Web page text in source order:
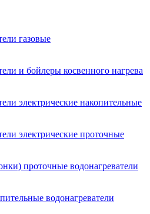
газовые
и бойлеры косвенного нагрева
электрические накопительные
электрические проточные
проточные водонагреватели
водонагреватели